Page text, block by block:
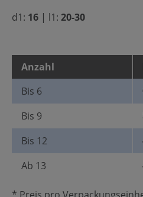
d1: 16 | l1: 20-30
Anzahl
Bis 6
Bis 9
Bis 12
Ab 13